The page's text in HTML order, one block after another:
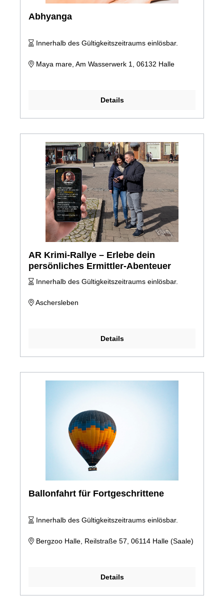
Abhyanga
Innerhalb des Gültigkeitszeitraums einlösbar.
Maya mare, Am Wasserwerk 1, 06132 Halle
Details
AR Krimi-Rallye – Erlebe dein
persönliches Ermittler-Abenteuer
Innerhalb des Gültigkeitszeitraums einlösbar.
Aschersleben
Details
Ballonfahrt für Fortgeschrittene
Innerhalb des Gültigkeitszeitraums einlösbar.
Bergzoo Halle, Reilstraße 57, 06114 Halle (Saale)
Details